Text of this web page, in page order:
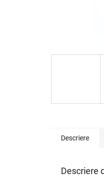
Descriere
Descriere